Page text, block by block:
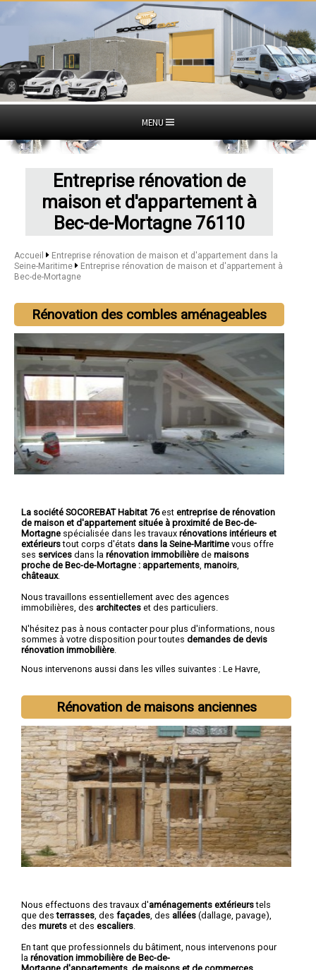
MENU
Entreprise rénovation de
maison et d'appartement à
Bec-de-Mortagne 76110
Accueil
Entreprise rénovation de maison et d'appartement dans la
Seine-Maritime
Entreprise rénovation de maison et d'appartement à
Bec-de-Mortagne
Rénovation des combles aménageables
La société SOCOREBAT Habitat 76est entreprise de rénovation
de maison et d'appartement située à proximité de Bec-de-
Mortagne spécialisée dans les travaux rénovations intérieurs et
extérieurstout corps d'états dans la Seine-Maritime vous offre
ses services dans la rénovation immobilière de maisons
proche de Bec-de-Mortagne : appartements manoirs
châteaux.
Nous travaillons essentiellement avec des agences
immobilières, des architectes et des particuliers.
N'hésitez pas à nous contacter pour plus d'informations, nous
sommes à votre disposition pour toutes demandes de devis
rénovation immobilière
Nous intervenons aussi dans les villes suivantes : Le Havre,
Elbeuf
Rénovation de maisons anciennes
Nous effectuons des travaux d'aménagements extérieurstels
que desterrasses , des façades , des allées (dallage, pavage),
des murets et des escaliers
En tant que professionnels du bâtiment, nous intervenons pour
la rénovation immobilière de Bec-de-